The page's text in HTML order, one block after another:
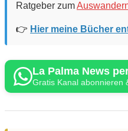
Ratgeber zum
👉 Hier meine Bücher
La Palma News
Gratis Kanal abonnieren